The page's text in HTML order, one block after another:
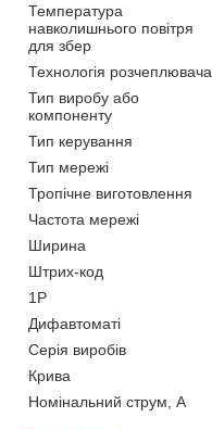
Температура
навколишнього повітря
для збер
Технологія розчеплювача
Тип виробу або
компоненту
Тип керування
Тип мережі
Тропічне виготовлення
Частота мережі
Ширина
Штрих-код
1P
Дифавтоматі
Серія виробів
Крива
Номінальний струм, А